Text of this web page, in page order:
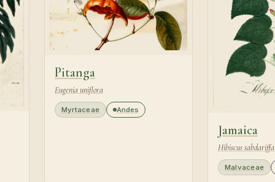
Pitanga
Eugenia uniflora
Myrtaceae Andes
Jamaica
Hibiscus sabdariffa
Malvaceae